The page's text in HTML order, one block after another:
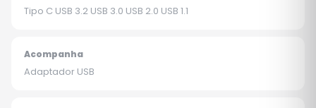
Tipo C USB 3.2 USB 3.0 USB 2.0 USB 1.1
Acompanha
Adaptador USB